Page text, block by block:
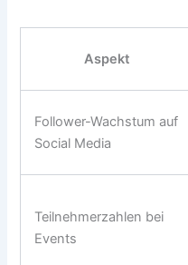
Aspekt
Follower-Wachstum auf
Social Media
Teilnehmerzahlen bei
Events